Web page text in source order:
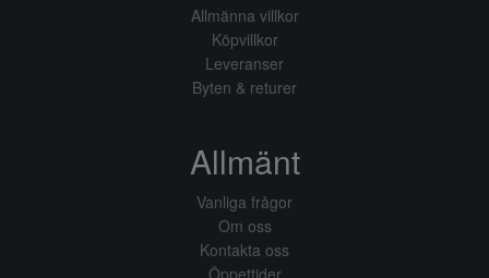
Allmänna villkor
Köpvillkor
Leveranser
Byten & returer
Allmänt
Vanliga frågor
Om oss
Kontakta oss
Öppettider